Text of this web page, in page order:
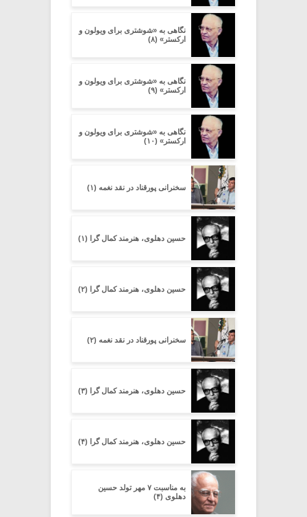
نگاهی به «شوشتری برای ویولون و
ارکستر» (۸)
نگاهی به «شوشتری برای ویولون و
ارکستر» (۹)
نگاهی به «شوشتری برای ویولون و
ارکستر» (۱۰)
سخنرانی پورقناد در نقد نغمه (۱)
حسین دهلوی، هنرمند کمال گرا (۱)
حسین دهلوی، هنرمند کمال گرا (۲)
سخنرانی پورقناد در نقد نغمه (۲)
حسین دهلوی، هنرمند کمال گرا (۳)
حسین دهلوی، هنرمند کمال گرا (۴)
به مناسبت ۷ مهر تولد حسین
دهلوی (۴)